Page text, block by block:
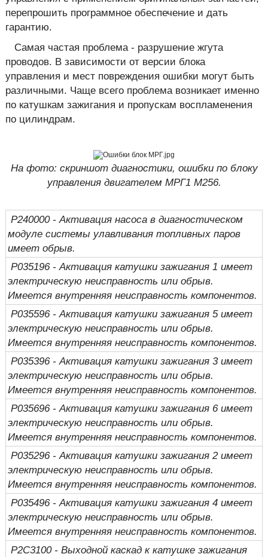
перепрошить программное обеспечение и дать
гарантию.
Самая частая проблема - разрушение жгута
проводов. В зависимости от версии блока
управления и мест повреждения ошибки могут быть
различными. Чаще всего проблема возникает именно
по катушкам зажигания и пропускам воспламенения
по цилиндрам.
На фото: скриншот диагностики, ошибки по блоку
управления двигателем МРГ1 М256.
P240000 - Активация насоса в диагностическом
модуле системы улавливания топливных паров
имеет обрыв.
P035196 - Активация катушки зажигания 1 имеет
электрическую неисправность или обрыв.
Имеется внутренняя неисправность компонентов.
P035596 - Активация катушки зажигания 5 имеет
электрическую неисправность или обрыв.
Имеется внутренняя неисправность компонентов.
P035396 - Активация катушки зажигания 3 имеет
электрическую неисправность или обрыв.
Имеется внутренняя неисправность компонентов.
P035696 - Активация катушки зажигания 6 имеет
электрическую неисправность или обрыв.
Имеется внутренняя неисправность компонентов.
P035296 - Активация катушки зажигания 2 имеет
электрическую неисправность или обрыв.
Имеется внутренняя неисправность компонентов.
P035496 - Активация катушки зажигания 4 имеет
электрическую неисправность или обрыв.
Имеется внутренняя неисправность компонентов.
P2C3100 - Выходной каскад к катушке зажигания